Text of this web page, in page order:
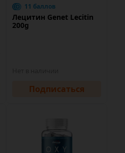
11 баллов
Лецитин Genet Lecitin
200g
Подписаться